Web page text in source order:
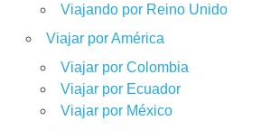
Viajando por Reino Unido
Viajar por América
Viajar por Colombia
Viajar por Ecuador
Viajar por México